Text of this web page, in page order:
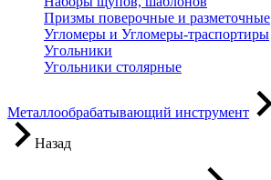
Призмы поверочные и разметочные
Угломеры и Угломеры-траспортиры
Угольники
Угольники столярные
Металлообрабатывающий инструмент
Назад